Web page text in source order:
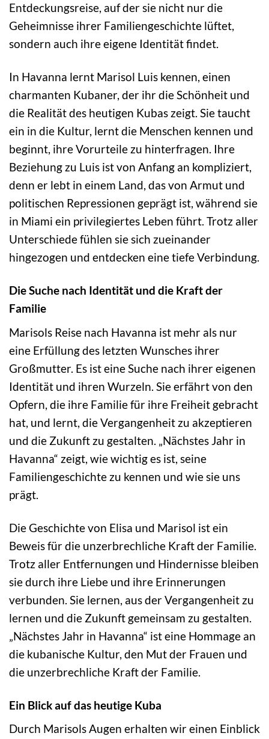
Entdeckungsreise, auf der sie nicht nur die
Geheimnisse ihrer Familiengeschichte lüftet,
sondern auch ihre eigene Identität findet.
In Havanna lernt Marisol Luis kennen, einen
charmanten Kubaner, der ihr die Schönheit und
die Realität des heutigen Kubas zeigt. Sie taucht
ein in die Kultur, lernt die Menschen kennen und
beginnt, ihre Vorurteile zu hinterfragen. Ihre
Beziehung zu Luis ist von Anfang an kompliziert,
denn er lebt in einem Land, das von Armut und
politischen Repressionen geprägt ist, während sie
in Miami ein privilegiertes Leben führt. Trotz aller
Unterschiede fühlen sie sich zueinander
hingezogen und entdecken eine tiefe Verbindung.
Die Suche nach Identität und die Kraft der
Familie
Marisols Reise nach Havanna ist mehr als nur
eine Erfüllung des letzten Wunsches ihrer
Großmutter. Es ist eine Suche nach ihrer eigenen
Identität und ihren Wurzeln. Sie erfährt von den
Opfern, die ihre Familie für ihre Freiheit gebracht
hat, und lernt, die Vergangenheit zu akzeptieren
und die Zukunft zu gestalten. „Nächstes Jahr in
Havanna“ zeigt, wie wichtig es ist, seine
Familiengeschichte zu kennen und wie sie uns
prägt.
Die Geschichte von Elisa und Marisol ist ein
Beweis für die unzerbrechliche Kraft der Familie.
Trotz aller Entfernungen und Hindernisse bleiben
sie durch ihre Liebe und ihre Erinnerungen
verbunden. Sie lernen, aus der Vergangenheit zu
lernen und die Zukunft gemeinsam zu gestalten.
„Nächstes Jahr in Havanna“ ist eine Hommage an
die kubanische Kultur, den Mut der Frauen und
die unzerbrechliche Kraft der Familie.
Ein Blick auf das heutige Kuba
Durch Marisols Augen erhalten wir einen Einblick